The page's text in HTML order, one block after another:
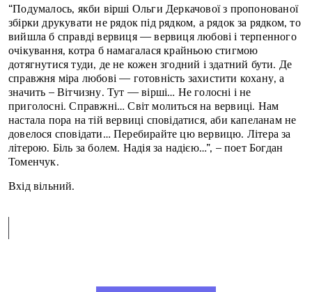
“Подумалось, якби вірші Ольги Деркачової з пропонованої
збірки друкувати не рядок під рядком, а рядок за рядком, то
вийшла б справді вервиця — вервиця любові і терпенного
очікування, котра б намагалася крайньою стигмою
дотягнутися туди, де не кожен згодний і здатний бути. Де
справжня міра любові — готовність захистити кохану, а
значить – Вітчизну. Тут — вірші… Не голосні і не
приголосні. Справжні… Світ молиться на вервиці. Нам
настала пора на тій вервиці сповідатися, аби капеланам не
довелося сповідати… Перебирайте цю вервицю. Літера за
літерою. Біль за болем. Надія за надією…”, – поет Богдан
Томенчук.
Вхід вільний.